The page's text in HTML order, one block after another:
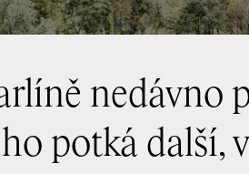
nedávno
potká další,